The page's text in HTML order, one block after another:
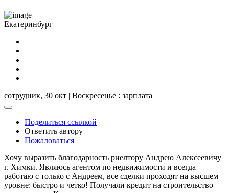
Екатеринбург
сотрудник, 30 окт | Воскресенье : зарплата
Поделиться ссылкой
Ответить автору
Пожаловаться
Хочу выразить благодарность риелтору Андрею Алексеевичу
г. Химки. Являюсь агентом по недвижимости и всегда
работаю с только с Андреем, все сделки проходят на высшем
уровне: быстро и четко! Получали кредит на строительство